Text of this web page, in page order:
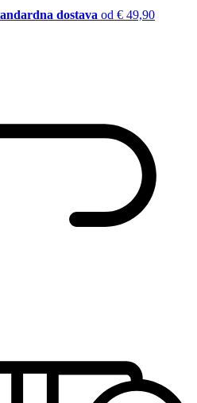
dostava od € 49,90